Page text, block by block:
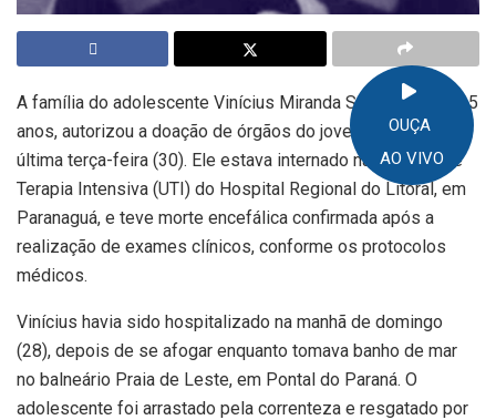
OUÇA
AO VIVO
A família do adolescente Vinícius Miranda Scomação, de 15
anos, autorizou a doação de órgãos do jovem na manhã da
última terça-feira (30). Ele estava internado na Unidade de
Terapia Intensiva (UTI) do Hospital Regional do Litoral, em
Paranaguá, e teve morte encefálica confirmada após a
realização de exames clínicos, conforme os protocolos
médicos.
Vinícius havia sido hospitalizado na manhã de domingo
(28), depois de se afogar enquanto tomava banho de mar
no balneário Praia de Leste, em Pontal do Paraná. O
adolescente foi arrastado pela correnteza e resgatado por